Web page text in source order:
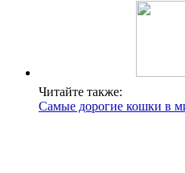
Читайте также:
Самые дорогие кошки в